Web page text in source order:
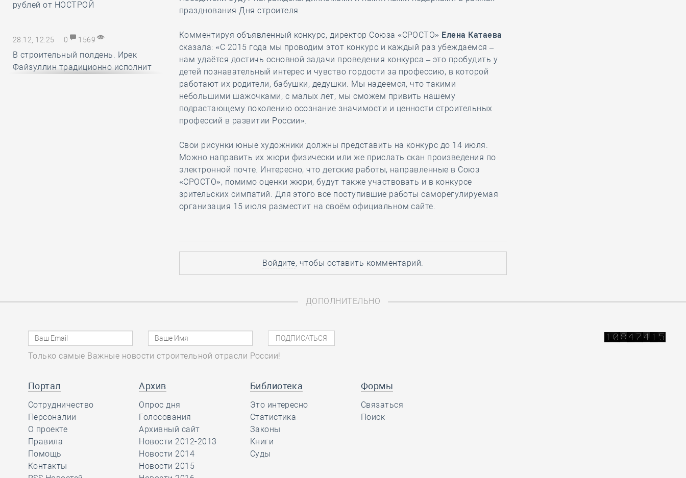
рублей от НОСТРОЙ
28.12, 12:25 0 1569
В строительный полдень. Ирек
Файзуллин традиционно исполнит
кредиторов
28.12, 08:54 0
Комитет НОСТРОЙ по цифровой
27.12, 16:01
Череповецкая СРО пополнила
список саморегулируемых
организаций, устроивших для детей
волшебный праздник с
исполнением желаний
празднования Дня строителя.
Комментируя объявленный конкурс, директор Союза «СРОСТО» Елена Катаева
сказала: «С 2015 года мы проводим этот конкурс и каждый раз убеждаемся –
нам удаётся достичь основной задачи проведения конкурса – это пробудить у
детей познавательный интерес и чувство гордости за профессию, в которой
работают их родители, бабушки, дедушки. Мы надеемся, что такими
небольшими шажочками, с малых лет, мы сможем привить нашему
подрастающему поколению осознание значимости и ценности строительных
профессий в развитии России».
Свои рисунки юные художники должны представить на конкурс до 14 июля.
Можно направить их жюри физически или же прислать скан произведения по
электронной почте. Интересно, что детские работы, направленные в Союз
«СРОСТО», помимо оценки жюри, будут также участвовать и в конкурсе
зрительских симпатий. Для этого все поступившие работы саморегулируемая
организация 15 июля разместит на своём официальном сайте.
Войдите, чтобы оставить комментарий.
ДОПОЛНИТЕЛЬНО
Только самые Важные новости строительной отрасли России!
Портал
Сотрудничество
Персоналии
О проекте
Правила
Помощь
Контакты
Архив
Опрос дня
Голосования
Архивный сайт
Новости 2012-2013
Новости 2014
Новости 2015
Библиотека
Это интересно
Статистика
Законы
Книги
Суды
Формы
Связаться
Поиск